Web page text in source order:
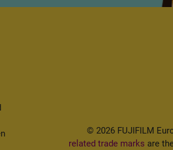
© 2026 FUJIFILM
related trade marks are